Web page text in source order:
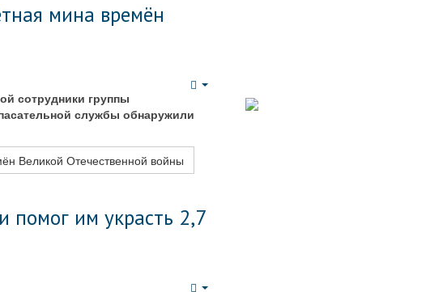
мина времён
сотрудники группы
службы обнаружили
Великой Отечественной войны
помог им украсть 2,7